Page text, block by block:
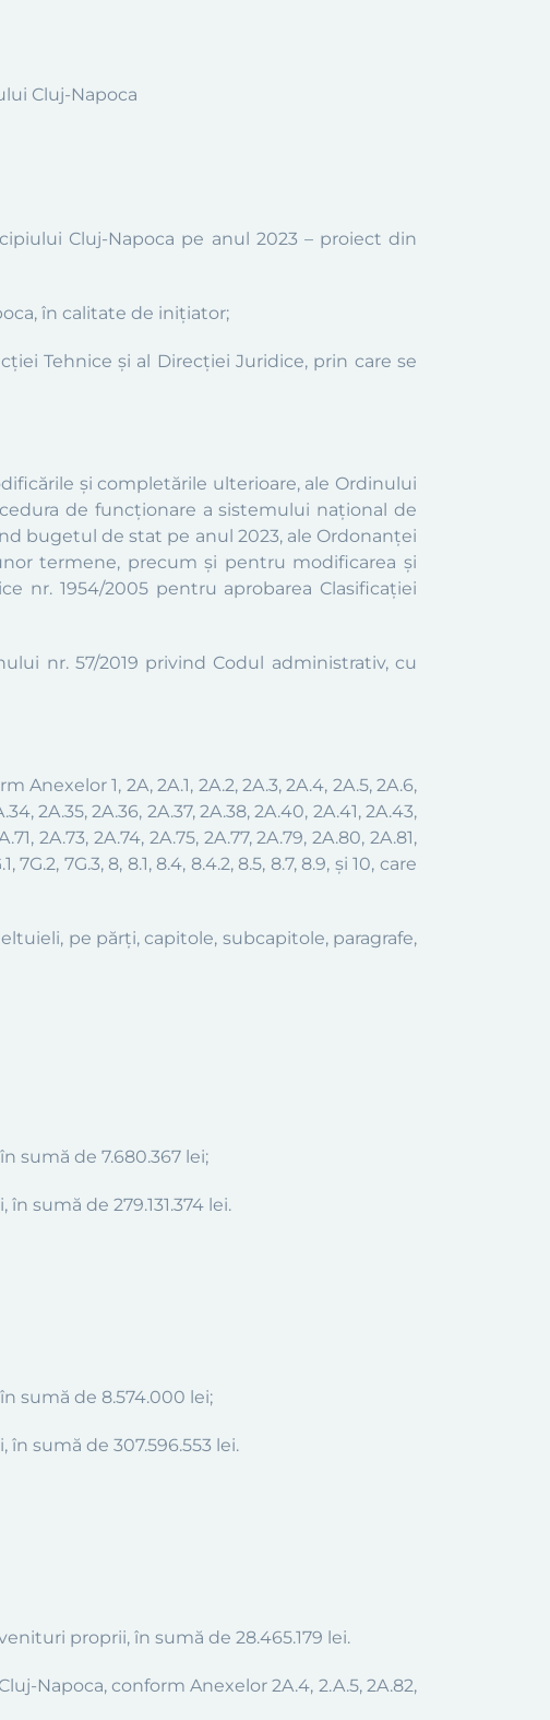
Cluj-Napoca
Cluj-Napoca pe anul 2023 – proiect din
în calitate de inițiator;
Tehnice și al Direcției Juridice, prin care se
şi completările ulterioare, ale Ordinului
de funcţionare a sistemului naţional de
bugetul de stat pe anul 2023, ale Ordonanței
termene, precum şi pentru modificarea şi
nr. 1954/2005 pentru aprobarea Clasificaţiei
nr. 57/2019 privind Codul administrativ, cu
Anexelor1, 2A, 2A.1, 2A.2, 2A.3, 2A.4, 2A.5, 2A.6,
2A.35, 2A.36, 2A.37, 2A.38, 2A.40, 2A.41, 2A.43,
2A.73, 2A.74, 2A.75, 2A.77, 2A.79, 2A.80, 2A.81,
7G.2, 7G.3, 8, 8.1, 8.4, 8.4.2, 8.5, 8.7, 8.9, și 10, care
pe părți, capitole, subcapitole, paragrafe,
sumă de 7.680.367 lei;
sumă de 279.131.374 lei.
sumă de 8.574.000 lei;
sumă de 307.596.553 lei.
proprii, în sumă de 28.465.179 lei.
Napoca, conform Anexelor 2A.4, 2.A.5, 2A.82,